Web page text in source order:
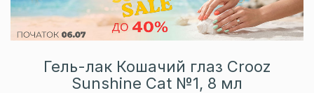
Гель-лак Кошачий глаз Crooz
Sunshine Cat №1, 8 мл